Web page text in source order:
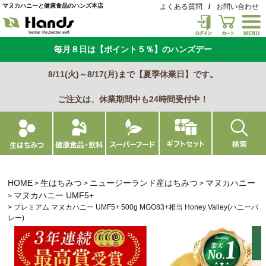
マヌカハニーと健康食品のハンズ本店 よくある質問 / お問い合わせ
毎月８日は【ポイント５％】のハンズデー
8/11(火)～8/17(月)まで【夏季休業日】です。
ご注文は、休業期間中も24時間受付中！
HOME 生はちみつ ニュージーランド産はちみつ
マヌカハニー
マヌカハニー UMF5+
プレミアム マヌカハニー UMF5+ 500g MGO83+相当 Honey Valley(ハニーバ
レー)